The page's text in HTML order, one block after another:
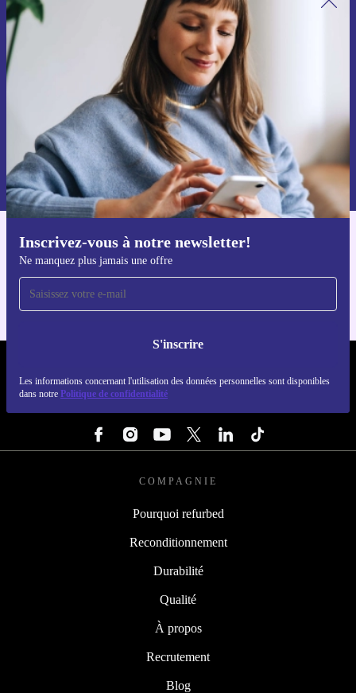
Inscrivez-vous à notre newsletter!
Ne manquez plus jamais une offre
S'inscrire
Les informations concernant l'utilisation des données personnelles sont disponibles
dans notre Politique de confidentialité
Recevoir offres et infos de refurbed
par mail
Ne manquez plus aucune offre.
S'inscrire
Retrouvez les informations sur l'utilisation des données personnelles
dans notre
politique de confidentialité.
Téléchargez l'application refurbed
Pour iOS et Android
COMPAGNIE
Pourquoi refurbed
Reconditionnement
Durabilité
Qualité
À propos
Recrutement
Blog